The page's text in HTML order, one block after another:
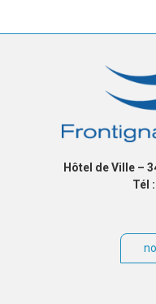
Hôtel de Ville –
Tél